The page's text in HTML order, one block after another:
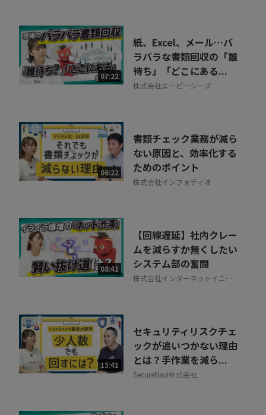
07:22
紙、Excel、メール…バ
ラバラな書類回収の「誰
待ち」「どこにある...
株式会社エーピーシーズ
06:22
書類チェック業務が減ら
ない原因と、効率化する
ためのポイント
株式会社インフォディオ
08:41
【回線遅延】社内クレー
ムを減らすか無くしたい
システム部の奮闘
株式会社インターネットイニシ
13:41
セキュリティリスクチェ
ックが追いつかない理由
とは？手作業を減ら...
SecureNavi株式会社